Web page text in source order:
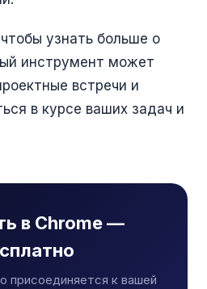
узнать больше о
инструмент может
встречи и
в курсе ваших задач и
в Chrome —
присоединяется к вашей